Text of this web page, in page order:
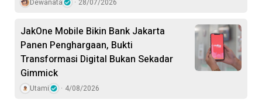
Dewanata 28/07/2026
JakOne Mobile Bikin Bank Jakarta
Panen Penghargaan, Bukti
Transformasi Digital Bukan Sekadar
Gimmick
Utami 4/08/2026